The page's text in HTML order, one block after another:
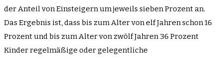
der Anteil von Einsteigern um jeweils sieben Prozent an.
Das Ergebnis ist, dass bis zum Alter von elf Jahren schon 16
Prozent und bis zum Alter von zwölf Jahren 36 Prozent
Kinder regelmäßige oder gelegentliche